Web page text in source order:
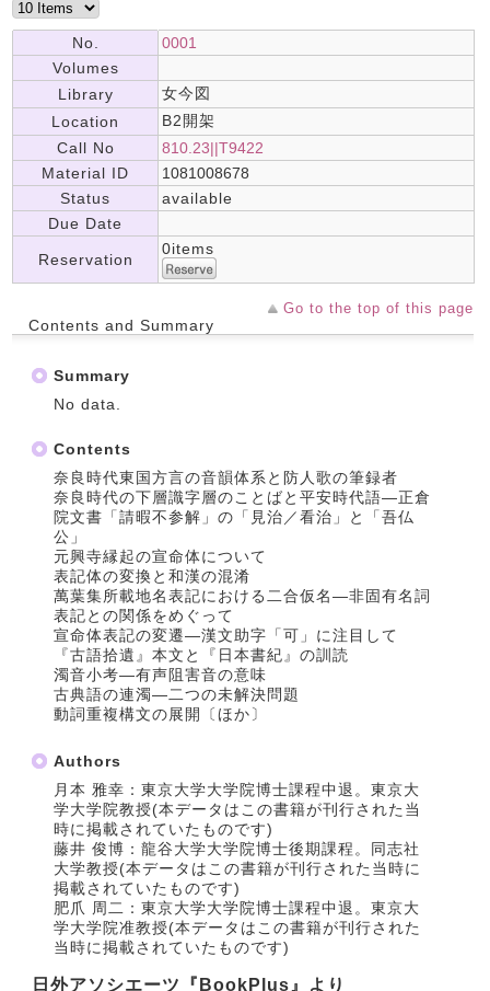
No.
0001
Volumes
Library
女今図
Location
B2開架
Call No
810.23||T9422
Material ID
1081008678
Status
available
Due Date
Reservation
0items
Go to the top of this page
Contents and Summary
Summary
No data.
Contents
奈良時代東国方言の音韻体系と防人歌の筆録者
奈良時代の下層識字層のことばと平安時代語―正倉
院文書「請暇不参解」の「見治／看治」と「吾仏
公」
元興寺縁起の宣命体について
表記体の変換と和漢の混淆
萬葉集所載地名表記における二合仮名―非固有名詞
表記との関係をめぐって
宣命体表記の変遷―漢文助字「可」に注目して
『古語拾遺』本文と『日本書紀』の訓読
濁音小考―有声阻害音の意味
古典語の連濁―二つの未解決問題
動詞重複構文の展開〔ほか〕
Authors
月本 雅幸：東京大学大学院博士課程中退。東京大
学大学院教授(本データはこの書籍が刊行された当
時に掲載されていたものです)
藤井 俊博：龍谷大学大学院博士後期課程。同志社
大学教授(本データはこの書籍が刊行された当時に
掲載されていたものです)
肥爪 周二：東京大学大学院博士課程中退。東京大
学大学院准教授(本データはこの書籍が刊行された
当時に掲載されていたものです)
日外アソシエーツ『BookPlus』より